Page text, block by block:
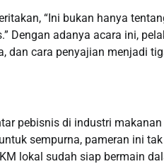
“Ini bukan hanya
Dengan adanya acara ini,
dan cara penyajian menjadi
pebisnis di industri
sempurna, pameran ini
lokal sudah siap bermain